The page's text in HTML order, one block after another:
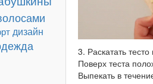
дизайн
3. Раскатать
Поверх теста
Выпекать в